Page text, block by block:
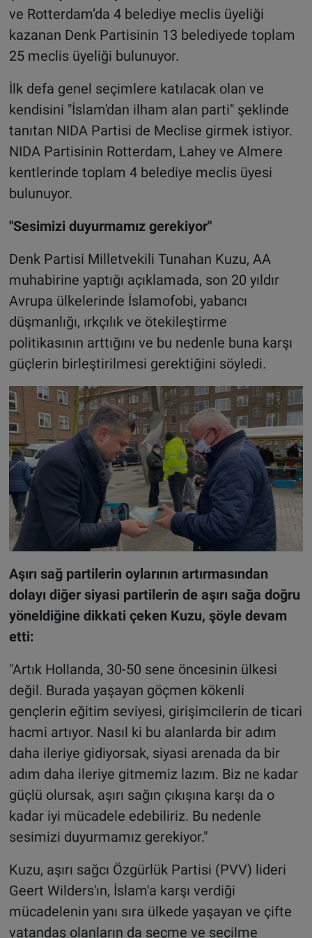
ve Rotterdam’da 4 belediye meclis üyeliği
kazanan Denk Partisinin 13 belediyede toplam
25 meclis üyeliği bulunuyor.
İlk defa genel seçimlere katılacak olan ve
kendisini "İslam'dan ilham alan parti" şeklinde
tanıtan NIDA Partisi de Meclise girmek istiyor.
NIDA Partisinin Rotterdam, Lahey ve Almere
kentlerinde toplam 4 belediye meclis üyesi
bulunuyor.
"Sesimizi duyurmamız gerekiyor"
Denk Partisi Milletvekili Tunahan Kuzu, AA
muhabirine yaptığı açıklamada, son 20 yıldır
Avrupa ülkelerinde İslamofobi, yabancı
düşmanlığı, ırkçılık ve ötekileştirme
politikasının arttığını ve bu nedenle buna karşı
güçlerin birleştirilmesi gerektiğini söyledi.
Aşırı sağ partilerin oylarının artırmasından
dolayı diğer siyasi partilerin de aşırı sağa doğru
yöneldiğine dikkati çeken Kuzu, şöyle devam
etti:
"Artık Hollanda, 30-50 sene öncesinin ülkesi
değil. Burada yaşayan göçmen kökenli
gençlerin eğitim seviyesi, girişimcilerin de ticari
hacmi artıyor. Nasıl ki bu alanlarda bir adım
daha ileriye gidiyorsak, siyasi arenada da bir
adım daha ileriye gitmemiz lazım. Biz ne kadar
güçlü olursak, aşırı sağın çıkışına karşı da o
kadar iyi mücadele edebiliriz. Bu nedenle
sesimizi duyurmamız gerekiyor."
Kuzu, aşırı sağcı Özgürlük Partisi (PVV) lideri
Geert Wilders'ın, İslam'a karşı verdiği
mücadelenin yanı sıra ülkede yaşayan ve çifte
vatandaş olanların da seçme ve seçilme